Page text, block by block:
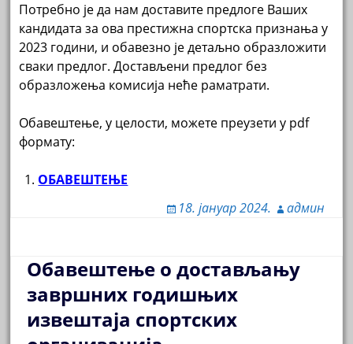
Потребно је да нам доставите предлоге Ваших
кандидата за ова престижна спортска признања у
2023 години, и обавезно је детаљно образложити
сваки предлог. Достављени предлог без
образложења комисија неће раматрати.
Обавештење, у целости, можете преузети у pdf
формату:
ОБАВЕШТЕЊЕ
18. јануар 2024.
админ
Обавештење о достављању
завршних годишњих
извештаја спортских